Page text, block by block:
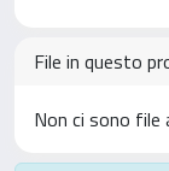
File in questo
Non ci sono